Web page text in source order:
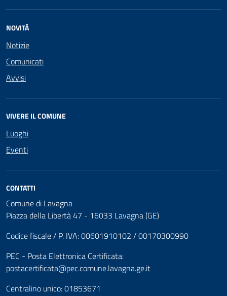
NOVITÀ
Notizie
Comunicati
Avvisi
VIVERE IL COMUNE
Luoghi
Eventi
CONTATTI
Comune di Lavagna
Piazza della Libertà 47 - 16033 Lavagna (GE)
Codice fiscale / P. IVA: 00601910102 / 00170300990
PEC - Posta Elettronica Certificata:
postacertificata@pec.comune.lavagna.ge.it
Centralino unico: 01853671